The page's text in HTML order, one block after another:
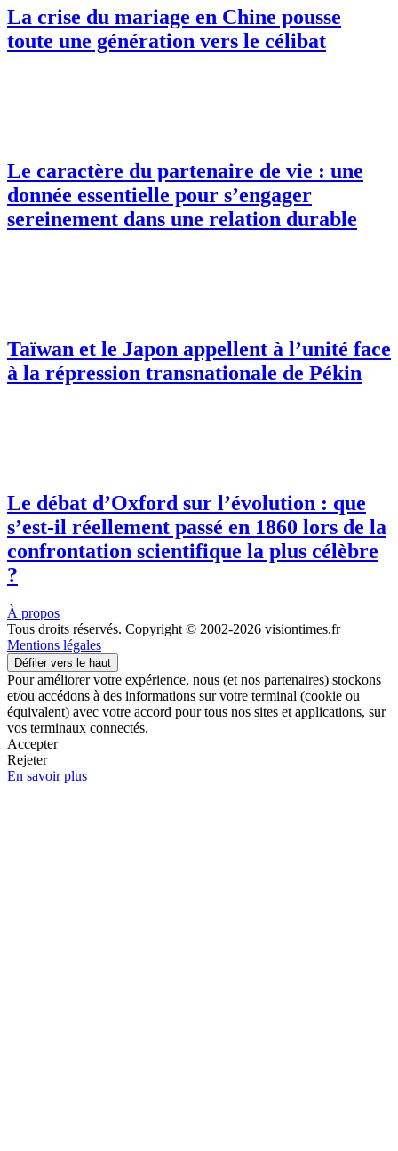
La crise du mariage en Chine pousse
toute une génération vers le célibat
Le caractère du partenaire de vie : une
donnée essentielle pour s’engager
sereinement dans une relation durable
Taïwan et le Japon appellent à l’unité face
à la répression transnationale de Pékin
Le débat d’Oxford sur l’évolution : que
s’est-il réellement passé en 1860 lors de la
confrontation scientifique la plus célèbre
?
À propos
Tous droits réservés. Copyright © 2002-2026 visiontimes.fr
Mentions légales
Défiler vers le haut
Pour améliorer votre expérience, nous (et nos partenaires) stockons
et/ou accédons à des informations sur votre terminal (cookie ou
équivalent) avec votre accord pour tous nos sites et applications, sur
vos terminaux connectés.
Accepter
Rejeter
En savoir plus